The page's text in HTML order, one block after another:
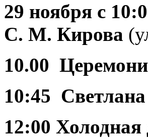
29 ноября с
С. М. Кирова
10.00
10:45
12:00